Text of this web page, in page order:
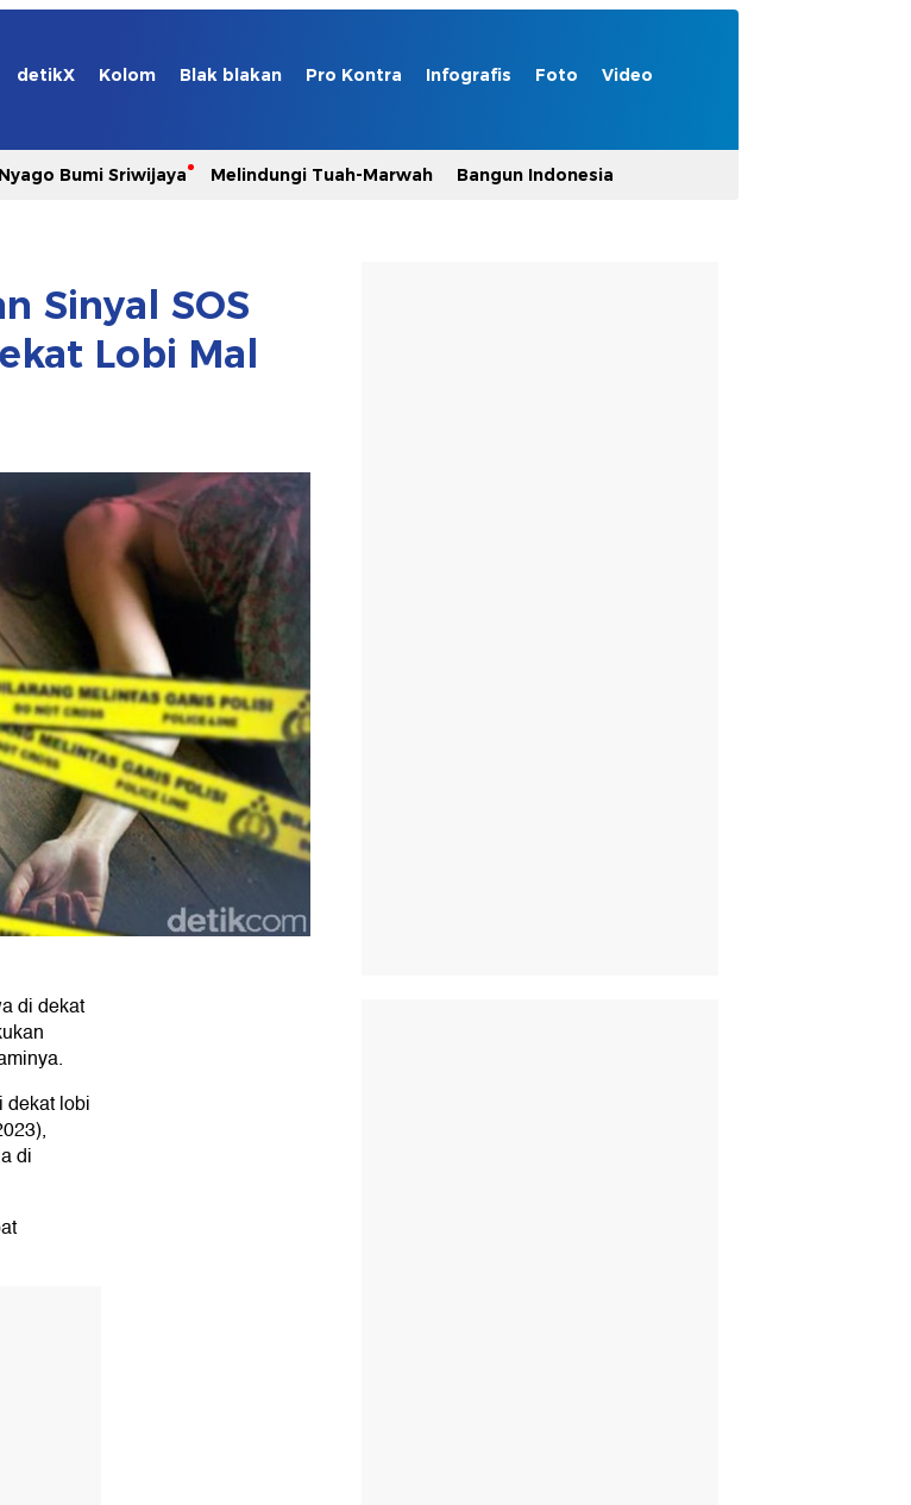
detikX Kolom Blak blakan Pro Kontra Infografis Foto Video
Nyago Bumi Sriwijaya Melindungi Tuah-Marwah Bangun Indonesia
Sinyal SOS
Lobi Mal
di dekat
dekat lobi
di